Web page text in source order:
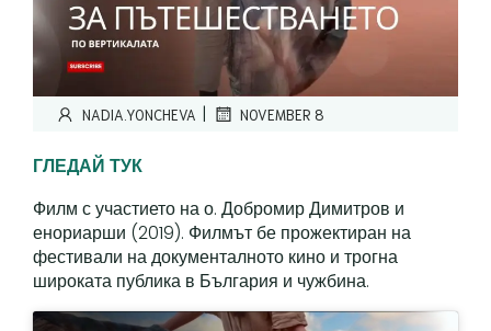
NADIA.YONCHEVA | NOVEMBER 8
ГЛЕДАЙ ТУК
Филм с участието на о. Добромир Димитров и
енориарши (2019). Филмът бе прожектиран на
фестивали на документалното кино и трогна
широката публика в България и чужбина.